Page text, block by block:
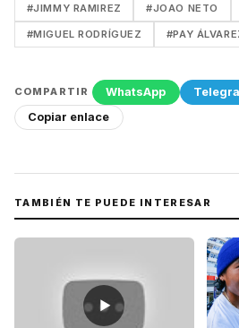
#JIMMY RAMIREZ #JOAO NETO
#MIGUEL RODRÍGUEZ #PAY
COMPARTIR WhatsApp
Copiar enlace
TAMBIÉN TE PUEDE INTERESAR
▶